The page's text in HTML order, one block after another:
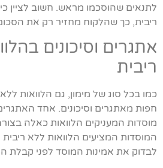
לתנאים שהוסכמו מראש. חשוב לציין
ריבית, כך שהלקוח מחזיר רק את
אתגרים וסיכונים
ריבית
כמו בכל סוג של מימון, גם הלוואות ללא
חפות מאתגרים וסיכונים. אחד
מוסדות המעניקים הלוואות כאלה
המוסדות המציעים הלוואות ללא
לבדוק את אמינות המוסד לפני קבלת